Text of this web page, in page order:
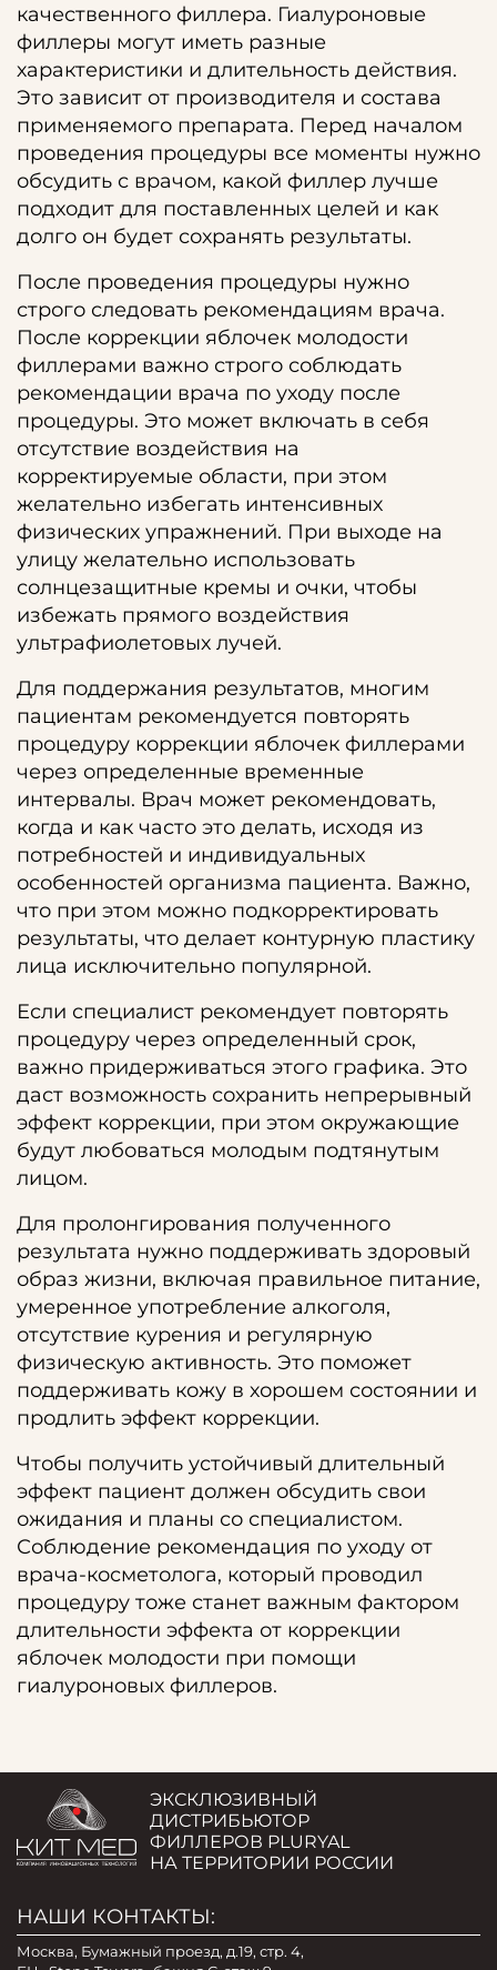
качественного филлера. Гиалуроновые
филлеры могут иметь разные
характеристики и длительность действия.
Это зависит от производителя и состава
применяемого препарата. Перед началом
проведения процедуры все моменты нужно
обсудить с врачом, какой филлер лучше
подходит для поставленных целей и как
долго он будет сохранять результаты.
После проведения процедуры нужно
строго следовать рекомендациям врача.
После коррекции яблочек молодости
филлерами важно строго соблюдать
рекомендации врача по уходу после
процедуры. Это может включать в себя
отсутствие воздействия на
корректируемые области, при этом
желательно избегать интенсивных
физических упражнений. При выходе на
улицу желательно использовать
солнцезащитные кремы и очки, чтобы
избежать прямого воздействия
ультрафиолетовых лучей.
Для поддержания результатов, многим
пациентам рекомендуется повторять
процедуру коррекции яблочек филлерами
через определенные временные
интервалы. Врач может рекомендовать,
когда и как часто это делать, исходя из
потребностей и индивидуальных
особенностей организма пациента. Важно,
что при этом можно подкорректировать
результаты, что делает контурную пластику
лица исключительно популярной.
Если специалист рекомендует повторять
процедуру через определенный срок,
важно придерживаться этого графика. Это
даст возможность сохранить непрерывный
эффект коррекции, при этом окружающие
будут любоваться молодым подтянутым
лицом.
Для пролонгирования полученного
результата нужно поддерживать здоровый
образ жизни, включая правильное питание,
умеренное употребление алкоголя,
отсутствие курения и регулярную
физическую активность. Это поможет
поддерживать кожу в хорошем состоянии и
продлить эффект коррекции.
Чтобы получить устойчивый длительный
эффект пациент должен обсудить свои
ожидания и планы со специалистом.
Соблюдение рекомендация по уходу от
врача-косметолога, который проводил
процедуру тоже станет важным фактором
длительности эффекта от коррекции
яблочек молодости при помощи
гиалуроновых филлеров.
ЭКСКЛЮЗИВНЫЙ
ДИСТРИБЬЮТОР
ФИЛЛЕРОВ PLURYAL
НА ТЕРРИТОРИИ РОССИИ
НАШИ КОНТАКТЫ:
Москва, Бумажный проезд, д.19, стр. 4,